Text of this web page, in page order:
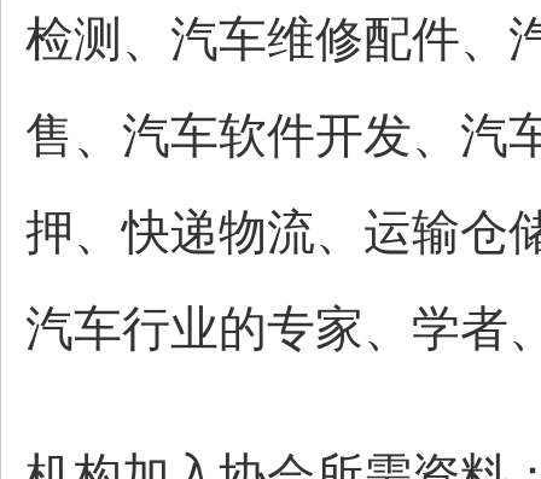
检测、汽车维修配件、
售、汽车软件开发、汽
押、快递物流、运输仓
汽车行业的专家、学者